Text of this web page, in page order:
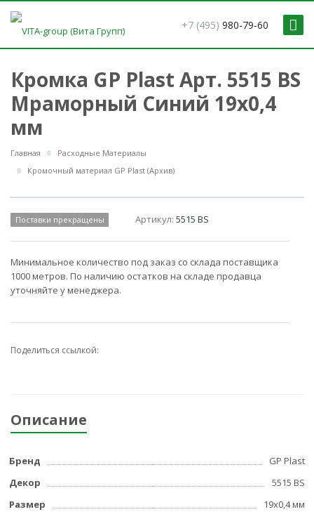
+7 (495) 980-79-60
Кромка GP Plast Арт. 5515 BS
Мраморный Синий 19x0,4
мм
Главная
Расходные Материалы
Кромочный материал GP Plast (Архив)
Поставки прекращены Артикул:5515 BS
Минимальное количество под заказ со склада поставщика
1000 метров. По наличию остатков на складе продавца
уточняйте у менеджера.
Поделиться ссылкой:
Описание
Бренд
GP Plast
Декор
5515 BS
Размер
19x0,4 мм